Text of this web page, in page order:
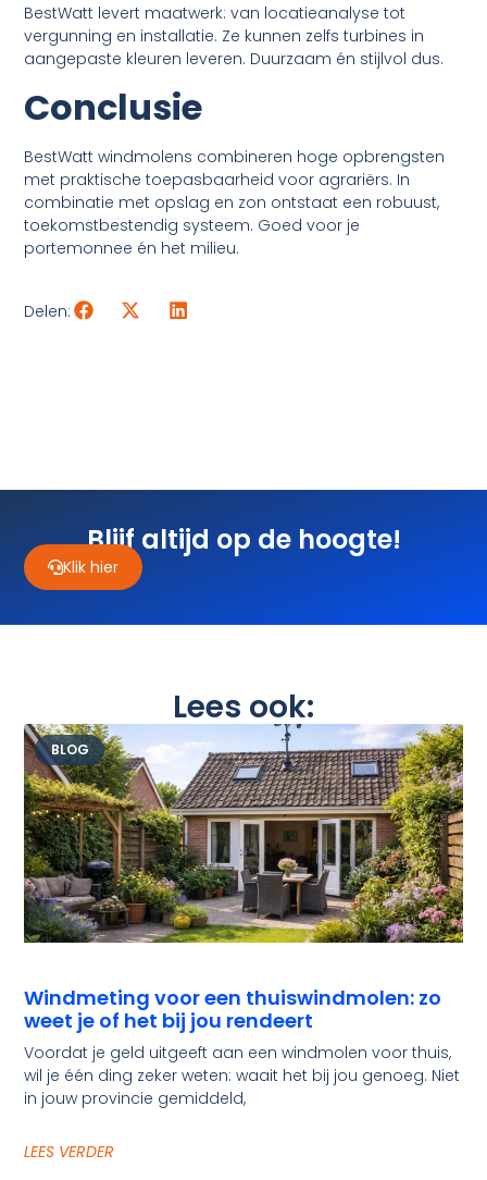
BestWatt levert maatwerk: van locatieanalyse tot
vergunning en installatie. Ze kunnen zelfs turbines in
aangepaste kleuren leveren. Duurzaam én stijlvol dus.
Conclusie
BestWatt windmolens combineren hoge opbrengsten
met praktische toepasbaarheid voor agrariërs. In
combinatie met opslag en zon ontstaat een robuust,
toekomstbestendig systeem. Goed voor je
portemonnee én het milieu.
Delen:
Blijf altijd op de hoogte!
Klik hier
Lees ook:
BLOG
Windmeting voor een thuiswindmolen: zo
weet je of het bij jou rendeert
Voordat je geld uitgeeft aan een windmolen voor thuis,
wil je één ding zeker weten: waait het bij jou genoeg. Niet
in jouw provincie gemiddeld,
LEES VERDER